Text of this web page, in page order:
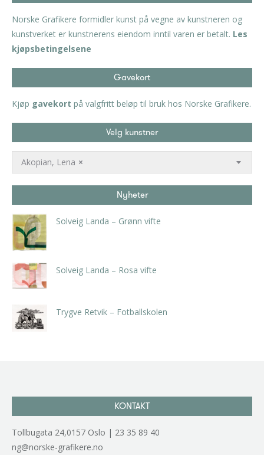
Norske Grafikere formidler kunst på vegne av kunstneren og
kunstverket er kunstnerens eiendom inntil varen er betalt. Les
kjøpsbetingelsene
Gavekort
Kjøp gavekort på valgfritt beløp til bruk hos Norske Grafikere.
Velg kunstner
×
Akopian, Lena
Nyheter
Solveig Landa – Grønn vifte
Solveig Landa – Rosa vifte
Trygve Retvik – Fotballskolen
KONTAKT
Tollbugata 24,0157 Oslo | 23 35 89 40
ng@norske-grafikere.no